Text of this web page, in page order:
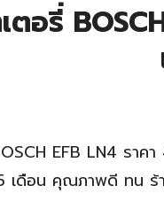
ตอรี่
EFB LN4 รา
เดือน คุณภาพดี ทน ร้